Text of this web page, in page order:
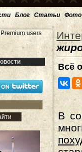
Блог Статьи Фото
users
Всё
В